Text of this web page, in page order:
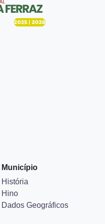
Município
História
Hino
Dados Geográficos